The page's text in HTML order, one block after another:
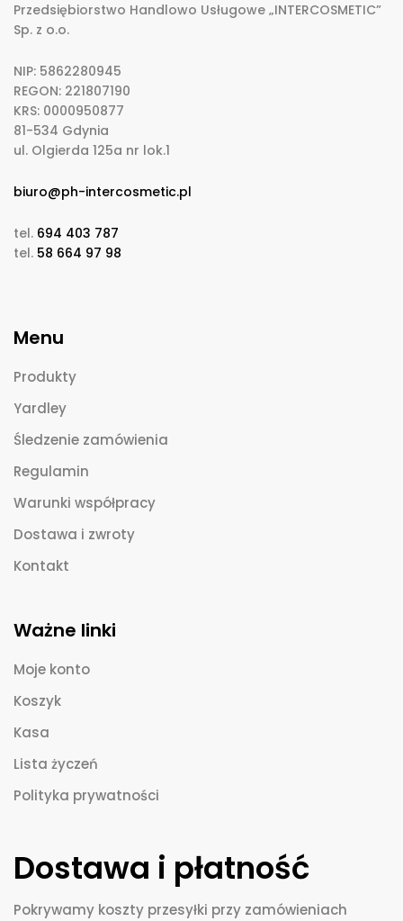
Przedsiębiorstwo Handlowo Usługowe „INTERCOSMETIC”
Sp. z o.o.
NIP: 5862280945
REGON: 221807190
KRS: 0000950877
81-534 Gdynia
ul. Olgierda 125a nr lok.1
biuro@ph-intercosmetic.pl
tel. 694 403 787
tel. 58 664 97 98
Menu
Produkty
Yardley
Śledzenie zamówienia
Regulamin
Warunki współpracy
Dostawa i zwroty
Kontakt
Ważne linki
Moje konto
Koszyk
Kasa
Lista życzeń
Polityka prywatności
Dostawa i płatność
Pokrywamy koszty przesyłki przy zamówieniach